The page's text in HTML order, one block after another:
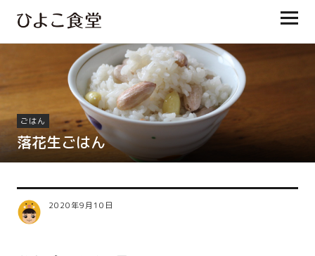
ひよこ食堂
ごはん
落花生ごはん
2020年9月10日